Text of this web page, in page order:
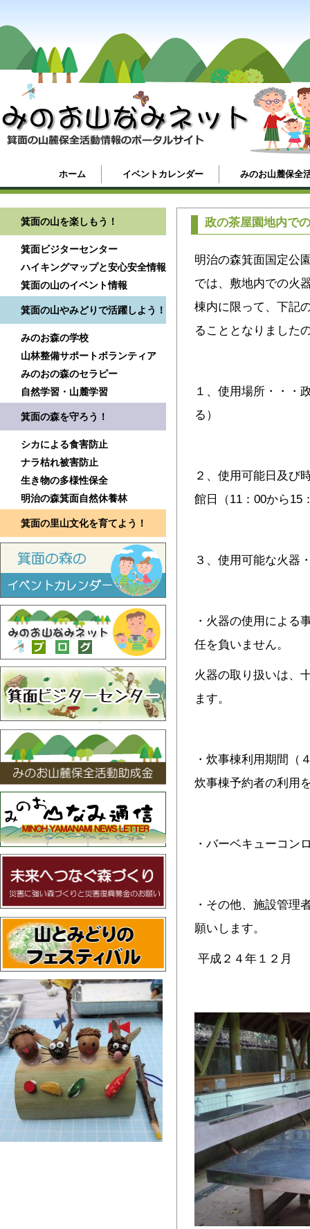
ホーム イベントカレンダー みのお山麓保全
箕面の山を楽しもう！
箕面ビジターセンター
ハイキングマップと安心安全情報
箕面の山のイベント情報
箕面の山やみどりで活躍しよう！
みのお森の学校
山林整備サポートボランティア
みのおの森のセラピー
自然学習・山麓学習
箕面の森を守ろう！
シカによる食害防止
ナラ枯れ被害防止
生き物の多様性保全
明治の森箕面自然休養林
箕面の里山文化を育てよう！
政の茶屋園地内で
明治の森箕面国定公
では、敷地内での火
棟内に限って、下記
ることとなりました
１、使用場所・・・
る）
２、使用可能日及び
館日（11：00から15
３、使用可能な火器
・火器の使用による
任を負いません。
火器の取り扱いは、
ます。
・炊事棟利用期間（
炊事棟予約者の利用
・バーベキューコン
・その他、施設管理
願いします。
平成２４年１２月